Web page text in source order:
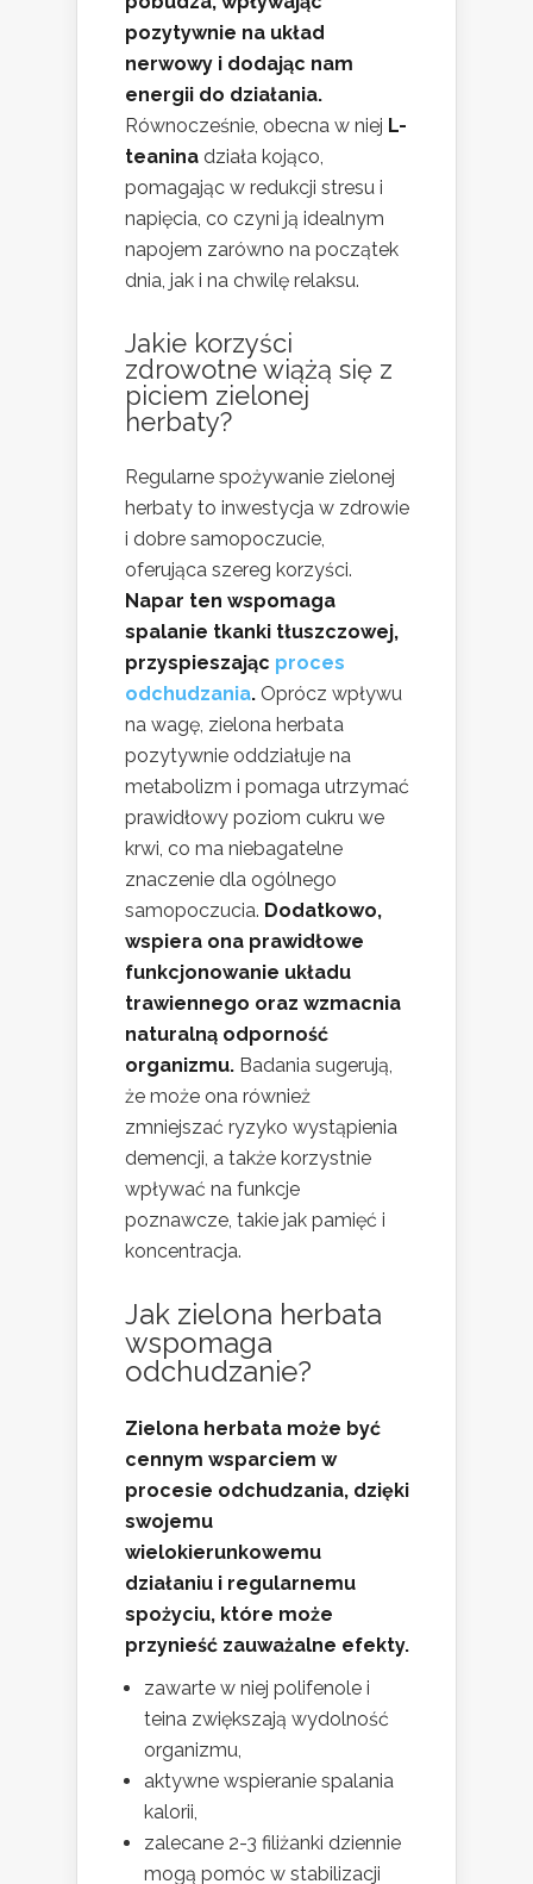
pozytywnie na układ
nerwowy i dodając nam
energii do działania.
Równocześnie, obecna w niej L-
teanina działa kojąco,
pomagając w redukcji stresu i
napięcia, co czyni ją idealnym
napojem zarówno na początek
dnia, jak i na chwilę relaksu.
Jakie korzyści
zdrowotne wiążą się z
piciem zielonej
herbaty?
Regularne spożywanie zielonej
herbaty to inwestycja w zdrowie
i dobre samopoczucie,
oferująca szereg korzyści.
Napar ten wspomaga
spalanie tkanki tłuszczowej,
przyspieszając proces
odchudzania. Oprócz wpływu
na wagę, zielona herbata
pozytywnie oddziałuje na
metabolizm i pomaga utrzymać
prawidłowy poziom cukru we
krwi, co ma niebagatelne
znaczenie dla ogólnego
samopoczucia. Dodatkowo,
wspiera ona prawidłowe
funkcjonowanie układu
trawiennego oraz wzmacnia
naturalną odporność
organizmu. Badania sugerują,
że może ona również
zmniejszać ryzyko wystąpienia
demencji, a także korzystnie
wpływać na funkcje
poznawcze, takie jak pamięć i
koncentracja.
Jak zielona herbata
wspomaga
odchudzanie?
Zielona herbata może być
cennym wsparciem w
procesie odchudzania, dzięki
swojemu
wielokierunkowemu
działaniu i regularnemu
spożyciu, które może
przynieść zauważalne efekty.
zawarte w niej polifenole i
teina zwiększają wydolność
organizmu,
aktywne wspieranie spalania
kalorii,
zalecane 2-3 filiżanki dziennie
mogą pomóc w stabilizacji